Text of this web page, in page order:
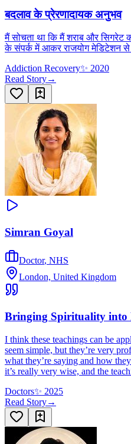
बदलाव के प्रेरणादायक अनुभव
मैं सोचता था कि मैं शराब और सिगरेट
के संपर्क में आकर राजयोग मेडिटेशन से
Addiction Recovery✨ 2020
Read Story→
Simran Goyal
Doctor, NHS
London, United Kingdom
Bringing Spirituality into
I think these teachings can be
seem simple, but they’re very
what they’re saying and how
it’s really very wise, and the
Doctors✨ 2025
Read Story→